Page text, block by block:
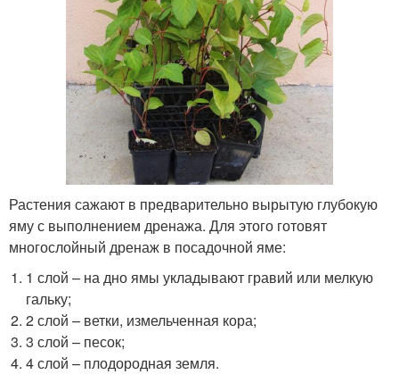
Растения сажают в предварительно вырытую глубокую
яму с выполнением дренажа. Для этого готовят
многослойный дренаж в посадочной яме:
1 слой – на дно ямы укладывают гравий или мелкую
гальку;
2 слой – ветки, измельченная кора;
3 слой – песок;
4 слой – плодородная земля.